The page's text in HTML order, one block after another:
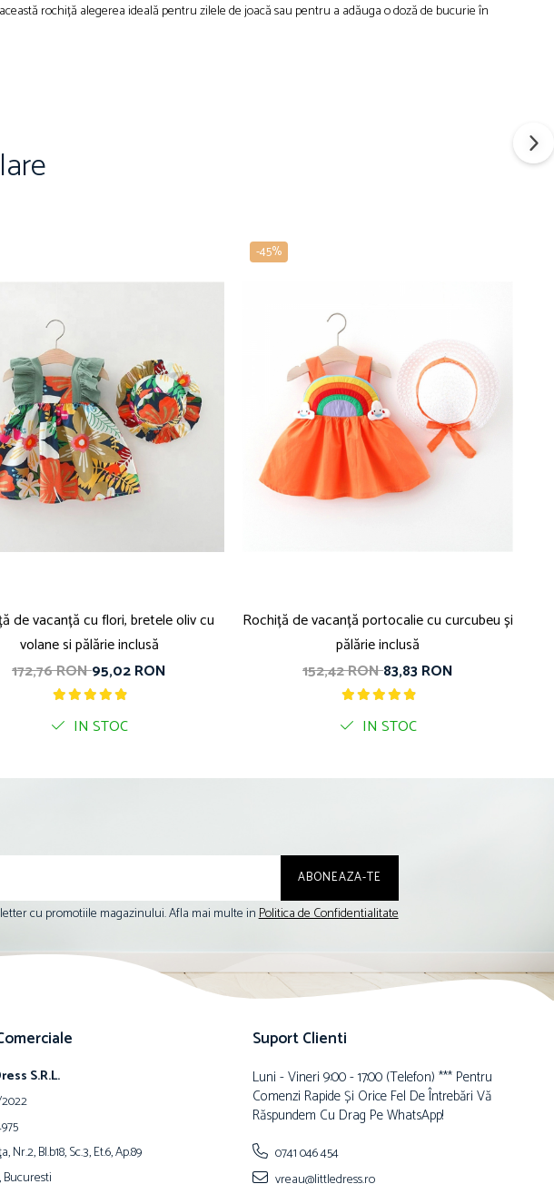
rochiță alegerea ideală pentru zilele de joacă sau pentru a adăuga o doză de bucurie în
de vacanță cu flori, bretele oliv cu
volane si pălărie inclusă
172,76 RON95,02 RON
IN STOC
-45%
Rochiță de vacanță portocalie cu curcubeu și
pălărie inclusă
152,42 RON83,83 RON
IN STOC
cu promotiile magazinului. Afla mai multe inPolitica de Confidentialitate
S.R.L.
Nr.2, Bl.b18, Sc.3, Et.6, Ap.89
Bucuresti
Suport Clienti
Luni - Vineri 9:00 - 17:00 (telefon) *** Pentru
Comenzi Rapide Și Orice Fel De Întrebări Vă
Răspundem Cu Drag Pe WhatsApp!
0741 046 454